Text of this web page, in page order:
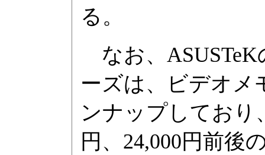
る。
なお、ASUSTeK
ーズは、ビデオメ
ンナップしており
円、24,000円前後